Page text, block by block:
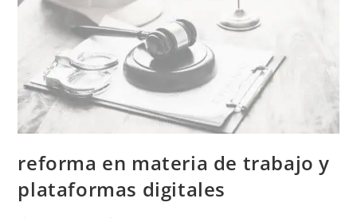
reforma en materia de trabajo y
plataformas digitales